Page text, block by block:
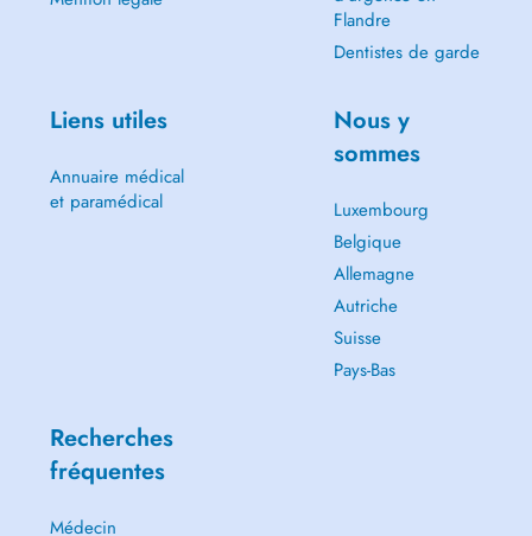
Flandre
Dentistes de garde
Liens utiles
Annuaire médical
et paramédical
Nous y
sommes
Luxembourg
Belgique
Allemagne
Autriche
Suisse
Pays-Bas
Recherches
fréquentes
Médecin